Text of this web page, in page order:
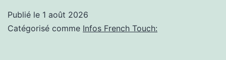
la
Publié le 1 août 2026
Catégorisé comme Infos French Touch: